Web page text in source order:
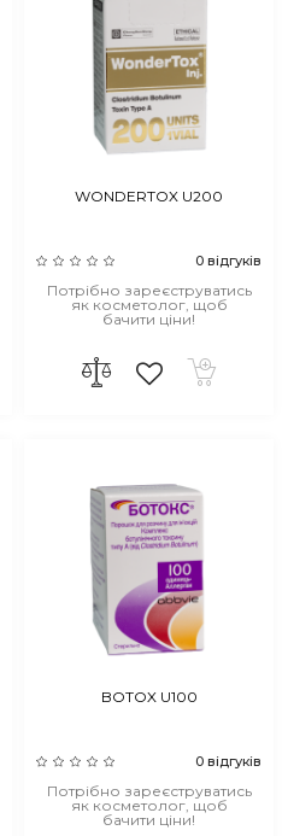
WONDERTOX U200
0 відгуків
Потрібно зареєструватись
як косметолог, щоб
бачити ціни!
BOTOX U100
0 відгуків
Потрібно зареєструватись
як косметолог, щоб
бачити ціни!